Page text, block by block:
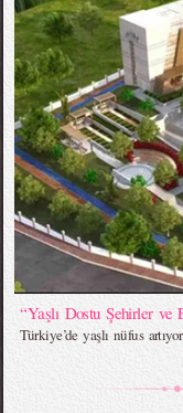
“Yaşlı Dostu Şehirler
Türkiye’de yaşlı nüfus